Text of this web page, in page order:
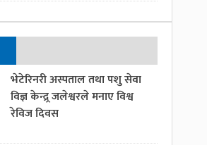
भेटेरिनरी अस्पताल तथा पशु सेवा
विज्ञ केन्द्र्र जलेश्वरले मनाए विश्व
रेविज दिवस